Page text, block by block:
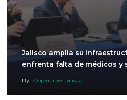
Jalisco amplía su
enfrenta falta de médicos y
By Coparmex Jalisco